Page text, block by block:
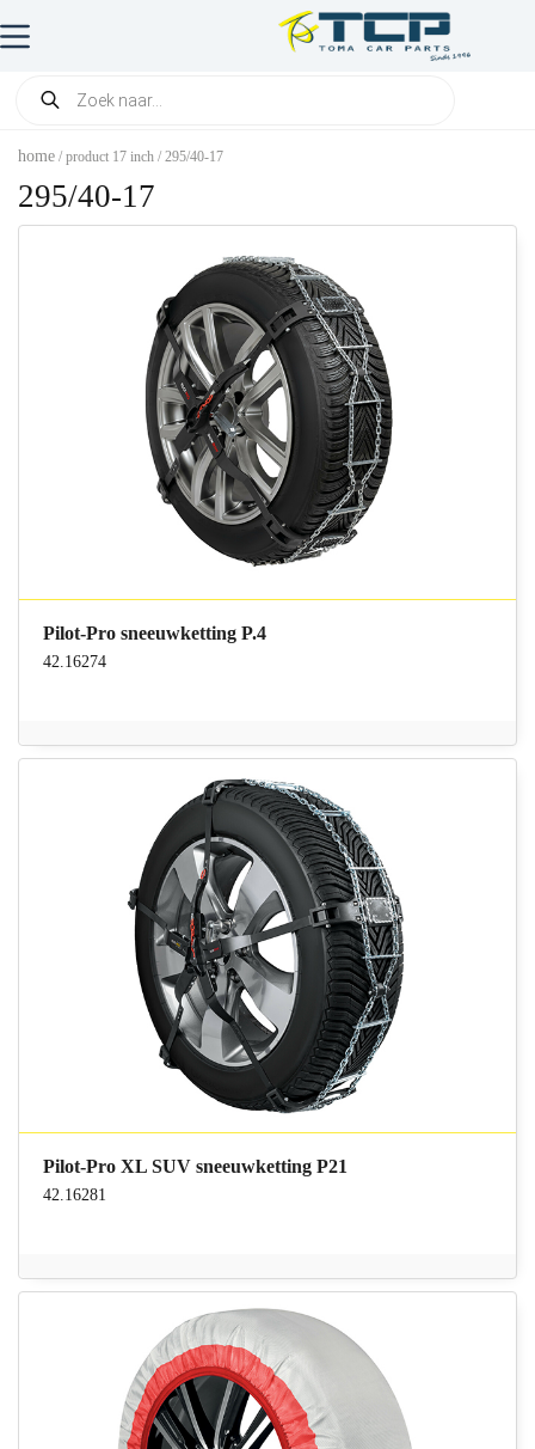
home / product 17 inch / 295/40-17
295/40-17
Pilot-Pro sneeuwketting P.4
42.16274
Pilot-Pro XL SUV sneeuwketting P21
42.16281